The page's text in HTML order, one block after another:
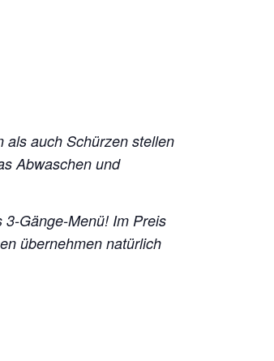
als auch Schürzen stellen
Abwaschen und
3-Gänge-Menü! Im Preis
übernehmen natürlich